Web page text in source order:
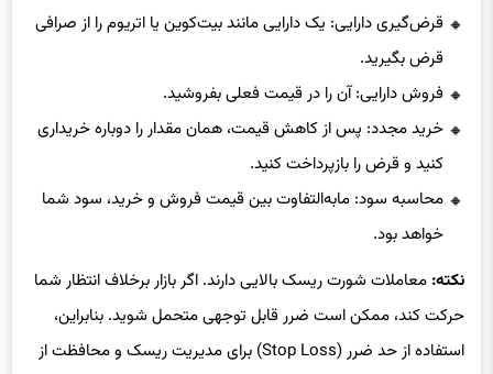
قرض‌گیری دارایی: یک دارایی مانند بیت‌کوین یا اتریوم را از صرافی
قرض بگیرید.
فروش دارایی: آن را در قیمت فعلی بفروشید.
خرید مجدد: پس از کاهش قیمت، همان مقدار را دوباره خریداری
کنید و قرض را بازپرداخت کنید.
محاسبه سود: مابه‌التفاوت بین قیمت فروش و خرید، سود شما
خواهد بود.
نکته:معاملات شورت ریسک بالایی دارند. اگر بازار برخلاف انتظار شما
حرکت کند، ممکن است ضرر قابل توجهی متحمل شوید. بنابراین،
استفاده از حد ضرر (Stop Loss) برای مدیریت ریسک و محافظت از